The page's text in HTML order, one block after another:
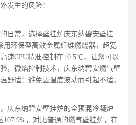
发生的风险！
日常，选择壁挂炉庆东纳碧安壁挂
用环保型高效金属纤维燃烧器，超宽
速CPU精准控制在±0.5℃，让您可以
，微焰控制技术，庆东纳碧安燃气壁
舒适！避免因温度波动而引起不适。
庆东纳碧安壁挂炉的全预混冷凝炉
107.9%，对比普通的燃气壁挂炉，在